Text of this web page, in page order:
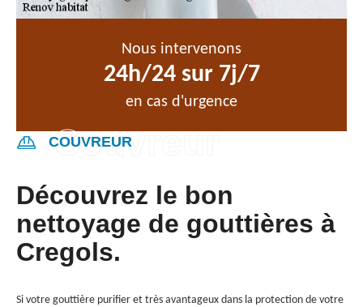
Nous intervenons
24h/24 sur 7j/7
en cas d'urgence
COUVREUR
Découvrez le bon
nettoyage de gouttières à
Cregols.
Si votre gouttière purifier et très avantageux dans la protection de votre